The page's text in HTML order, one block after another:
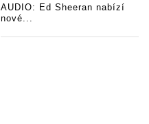
AUDIO: Ed Sheeran nabízí
nové...